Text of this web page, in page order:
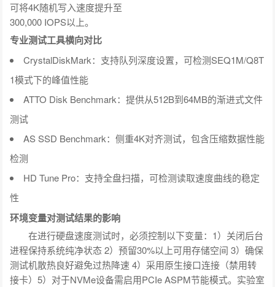
可将4K随机写入速度提升至
300,000 IOPS以上。
专业测试工具横向对比
CrystalDiskMark：支持队列深度设置，可检测SEQ1M/Q8T
1模式下的峰值性能
ATTO Disk Benchmark：提供从512B到64MB的渐进式文件
测试
AS SSD Benchmark：侧重4K对齐测试，包含压缩数据性能
检测
HD Tune Pro：支持全盘扫描，可检测读取速度曲线的稳定
性
环境变量对测试结果的影响
在进行硬盘速度测试时，必须控制以下变量：1）关闭后台
进程保持系统纯净状态 2）预留30%以上可用存储空间 3）确保
测试机散热良好避免过热降速 4）采用原生接口连接（禁用转
接卡）5）对于NVMe设备需启用PCIe ASPM节能模式。实验室